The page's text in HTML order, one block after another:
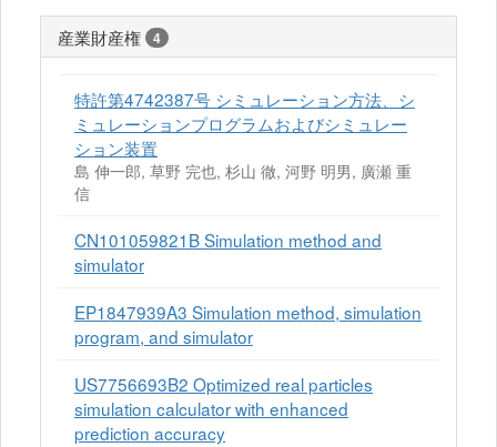
産業財産権 4
特許第4742387号 シミュレーション方法、シ
ミュレーションプログラムおよびシミュレー
ション装置
島 伸一郎, 草野 完也, 杉山 徹, 河野 明男, 廣瀬 重
信
CN101059821B Simulation method and
simulator
EP1847939A3 Simulation method, simulation
program, and simulator
US7756693B2 Optimized real particles
simulation calculator with enhanced
prediction accuracy